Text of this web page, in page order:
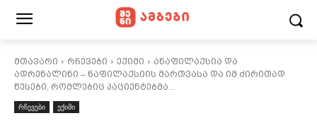
მთავარი რჩევები ექიმი
ანაფილაქსია და
ადრენალინი – ნაფილაქსიის მართვასა და იმ ძირითად
წესები, რომლებიც პაციენტებმა...
რჩევები
ექიმი